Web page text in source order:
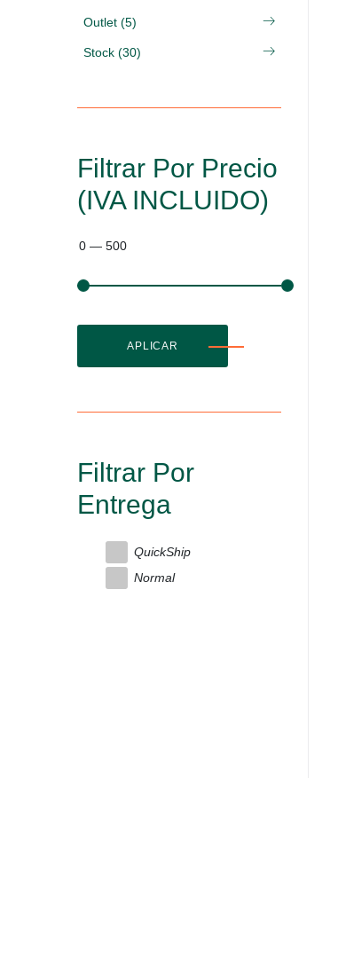
Outlet (5)
Stock (30)
Filtrar Por Precio
(IVA INCLUIDO)
0 — 500
APLICAR
Filtrar Por
Entrega
QuickShip
Normal